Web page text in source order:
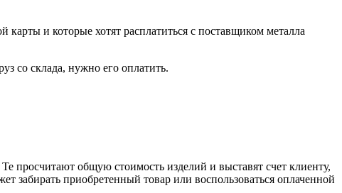
и которые хотят расплатиться с поставщиком металла
со склада, нужно его оплатить.
просчитают общую стоимость изделий и выставят счет клиенту,
забирать приобретенный товар или воспользоваться оплаченной